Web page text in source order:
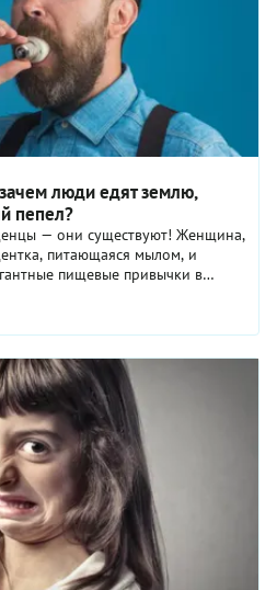
люди едят землю,
пепел?
— они существуют! Женщина,
питающаяся мылом, и
пищевые привычки в